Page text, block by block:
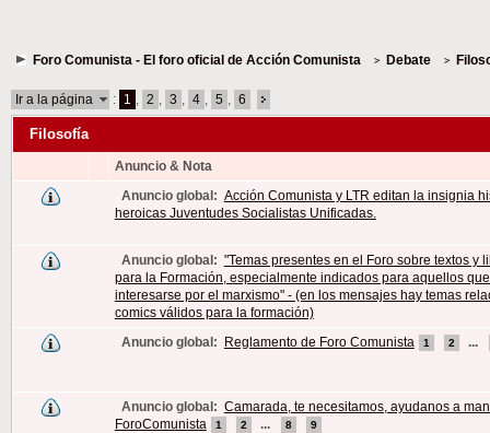
Foro Comunista - El foro oficial de Acción Comunista Debate
Ir a la página : 1 2 3 4 5 6
Filosofía
Anuncio & Nota
Anuncio global: Acción Comunista y LTR editan la insignia
heroicas Juventudes Socialistas Unificadas.
Anuncio global: "Temas presentes en el Foro sobre textos y
para la Formación, especialmente indicados para aquellos
interesarse por el marxismo" - (en los mensajes hay temas
comics válidos para la formación)
Anuncio global: Reglamento de Foro Comunista 1 2 ...
Anuncio global: Camarada, te necesitamos, ayudanos a
ForoComunista
1 2 ... 8 9